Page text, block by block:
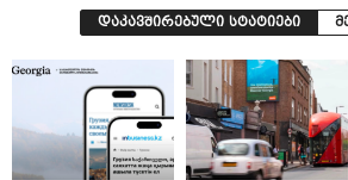
დაკავშირებული სტატიები